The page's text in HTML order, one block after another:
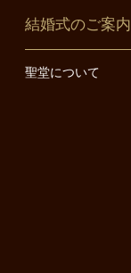
結婚式のご案内
聖堂について